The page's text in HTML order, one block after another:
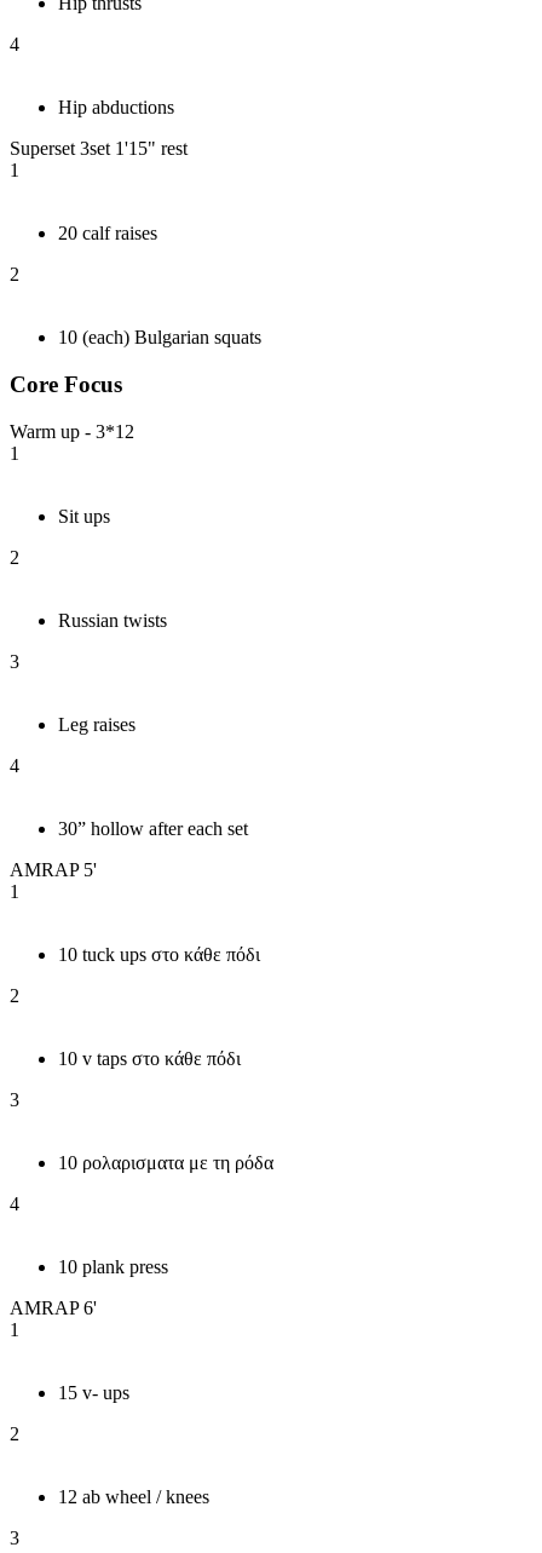
4
Hip abductions
Superset 3set 1'15" rest
1
20 calf raises
2
10 (each) Bulgarian squats
Core Focus
Warm up - 3*12
1
Sit ups
2
Russian twists
3
Leg raises
4
30” hollow after each set
AMRAP 5'
1
10 tuck ups στο κάθε πόδι
2
10 v taps στο κάθε πόδι
3
10 ρολαρισματα με τη ρόδα
4
10 plank press
AMRAP 6'
1
15 v- ups
2
12 ab wheel / knees
3